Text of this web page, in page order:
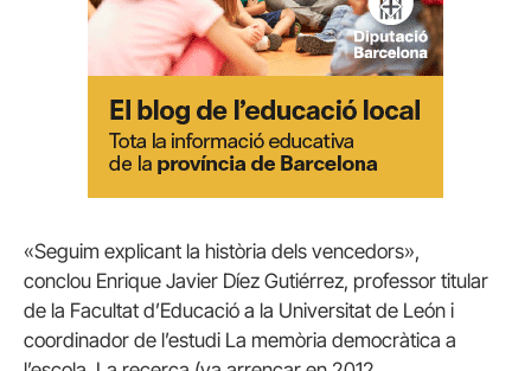
«Seguim explicant la història dels vencedors»,
conclou Enrique Javier Díez Gutiérrez, professor titular
de la Facultat d’Educació a la Universitat de León i
coordinador de l’estudi La memòria democràtica a